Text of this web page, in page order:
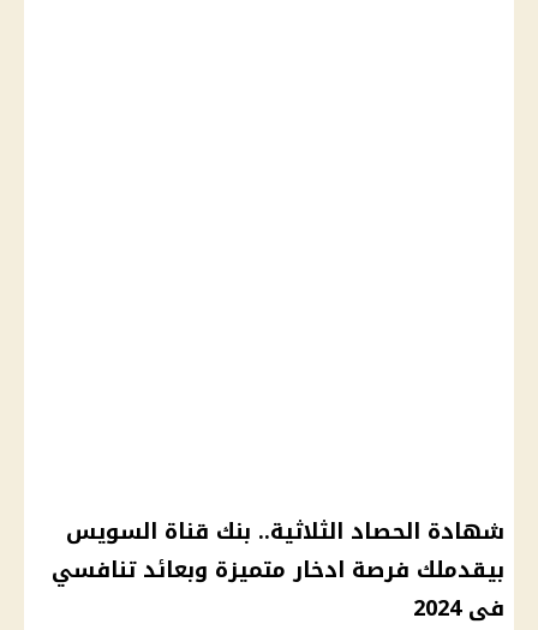
شهادة الحصاد الثلاثية.. بنك قناة السويس
بيقدملك فرصة ادخار متميزة وبعائد تنافسي
فى 2024